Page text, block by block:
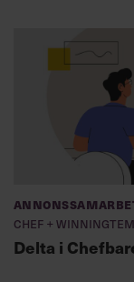
Chef +
Delta i